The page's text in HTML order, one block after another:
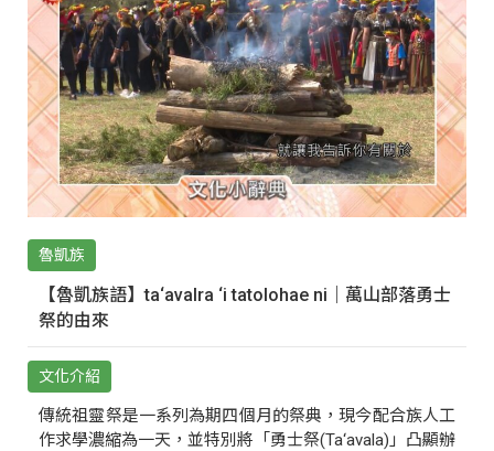
魯凱族
【魯凱族語】ta‘avalra ‘i tatolohae ni｜萬山部落勇士
祭的由來
文化介紹
傳統祖靈祭是一系列為期四個月的祭典，現今配合族人工
作求學濃縮為一天，並特別將「勇士祭(Ta‘avala)」凸顯辦